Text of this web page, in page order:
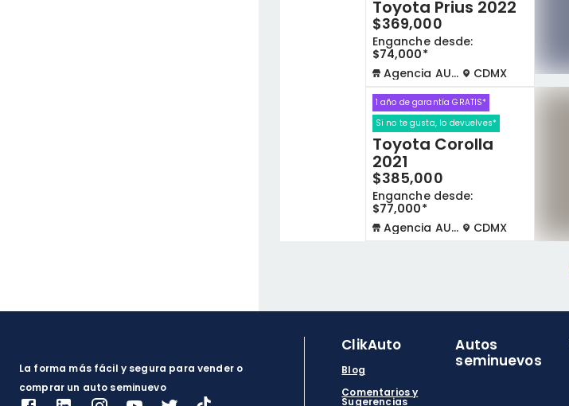
Toyota Prius 2022
$369,000
Enganche desde:
$74,000*
Agencia AUTOCOM
CDMX
1 año de garantía GRATIS*
Si no te gusta, lo devuelves*
Toyota Corolla
2021
$385,000
Enganche desde:
$77,000*
Agencia AUTOCOM
CDMX
La forma más fácil y segura para vender o
comprar un auto seminuevo
ClikAuto
Blog
Comentarios y
Sugerencias
Autos
seminuevos